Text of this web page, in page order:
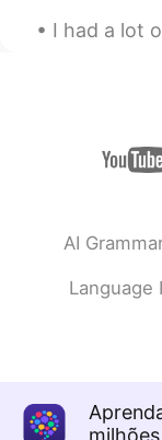
今日の
野菜の
ブの組
オレンジ
盛り付
撮りまし
I had a lot of fun traveling
AI
Language